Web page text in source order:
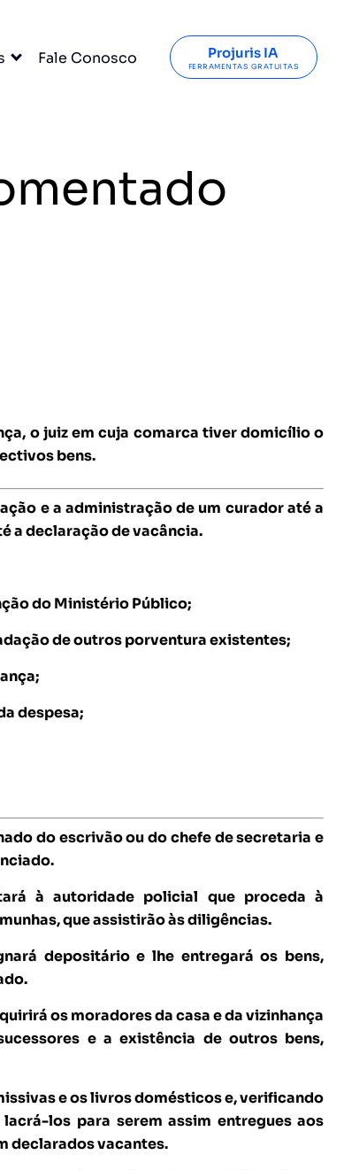
Fale Conosco Projuris IA
FERRAMENTAS GRATUITAS
o juiz em cuja comarca tiver domicílio o
bens.
e a administração de um curador até a
a declaração de vacância.
do Ministério Público;
de outros porventura existentes;
despesa;
do escrivão ou do chefe de secretaria e
à autoridade policial que proceda à
que assistirão às diligências.
depositário e lhe entregará os bens,
os moradores da casa e da vizinhança
e a existência de outros bens,
e os livros domésticos e, verificando
los para serem assim entregues aos
declarados vacantes.